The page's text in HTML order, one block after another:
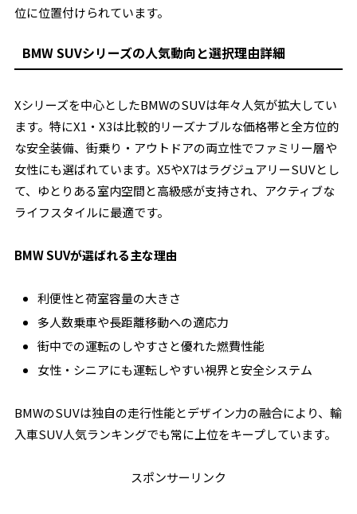
位に位置付けられています。
BMW SUVシリーズの人気動向と選択理由詳細
Xシリーズを中心としたBMWのSUVは年々人気が拡大してい
ます。特にX1・X3は比較的リーズナブルな価格帯と全方位的
な安全装備、街乗り・アウトドアの両立性でファミリー層や
女性にも選ばれています。X5やX7はラグジュアリーSUVとし
て、ゆとりある室内空間と高級感が支持され、アクティブな
ライフスタイルに最適です。
BMW SUVが選ばれる主な理由
利便性と荷室容量の大きさ
多人数乗車や長距離移動への適応力
街中での運転のしやすさと優れた燃費性能
女性・シニアにも運転しやすい視界と安全システム
BMWのSUVは独自の走行性能とデザイン力の融合により、輸
入車SUV人気ランキングでも常に上位をキープしています。
スポンサーリンク